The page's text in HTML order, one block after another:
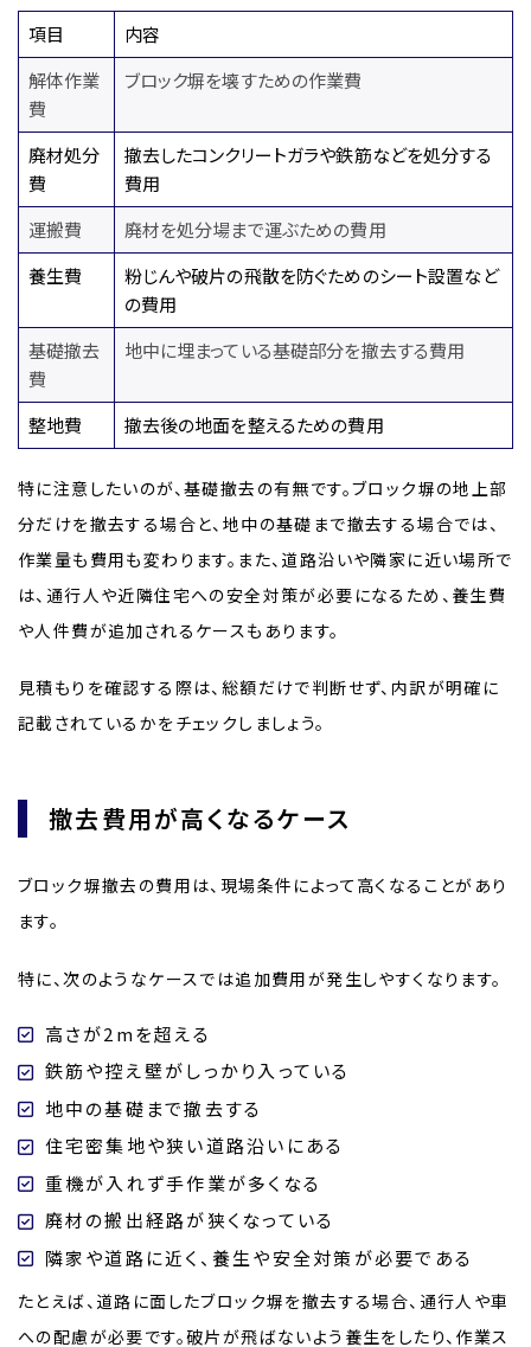
項目
内容
解体作業
費
ブロック塀を壊すための作業費
廃材処分
費
撤去したコンクリートガラや鉄筋などを処分する
費用
運搬費
廃材を処分場まで運ぶための費用
養生費
粉じんや破片の飛散を防ぐためのシート設置など
の費用
基礎撤去
費
地中に埋まっている基礎部分を撤去する費用
整地費 撤去後の地面を整えるための費用
特に注意したいのが、基礎撤去の有無です。ブロック塀の地上部
分だけを撤去する場合と、地中の基礎まで撤去する場合では、
作業量も費用も変わります。また、道路沿いや隣家に近い場所で
は、通行人や近隣住宅への安全対策が必要になるため、養生費
や人件費が追加されるケースもあります。
見積もりを確認する際は、総額だけで判断せず、内訳が明確に
記載されているかをチェックしましょう。
撤去費用が高くなるケース
ブロック塀撤去の費用は、現場条件によって高くなることがあり
ます。
特に、次のようなケースでは追加費用が発生しやすくなります。
高さが2mを超える
鉄筋や控え壁がしっかり入っている
地中の基礎まで撤去する
住宅密集地や狭い道路沿いにある
重機が入れず手作業が多くなる
廃材の搬出経路が狭くなっている
隣家や道路に近く、養生や安全対策が必要である
たとえば、道路に面したブロック塀を撤去する場合、通行人や車
への配慮が必要です。破片が飛ばないよう養生をしたり、作業ス